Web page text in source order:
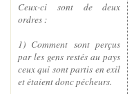
Ceux-ci sont de deux
ordres :
1) Comment sont perçus
par les gens restés au pays
ceux qui sont partis en exil
et étaient donc pécheurs.